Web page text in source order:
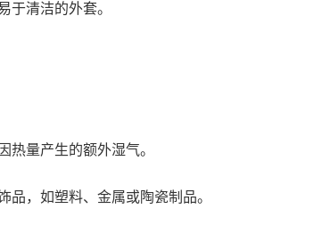
于清洁的外套。
热量产生的额外湿气。
品，如塑料、金属或陶瓷制品。